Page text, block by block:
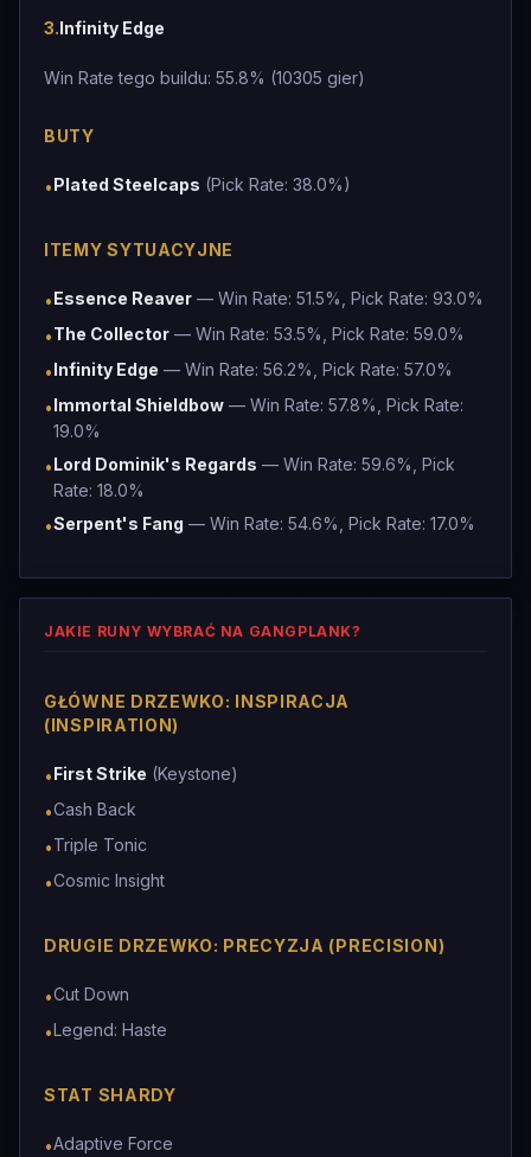
3.Infinity Edge
Win Rate tego buildu: 55.8% (10305 gier)
BUTY
•Plated Steelcaps (Pick Rate: 38.0%)
ITEMY SYTUACYJNE
•Essence Reaver — Win Rate: 51.5%, Pick Rate: 93.0%
•The Collector — Win Rate: 53.5%, Pick Rate: 59.0%
•Infinity Edge — Win Rate: 56.2%, Pick Rate: 57.0%
•Immortal Shieldbow — Win Rate: 57.8%, Pick Rate:
19.0%
•Lord Dominik's Regards — Win Rate: 59.6%, Pick
Rate: 18.0%
•Serpent's Fang — Win Rate: 54.6%, Pick Rate: 17.0%
JAKIE RUNY WYBRAĆ NA GANGPLANK?
GŁÓWNE DRZEWKO: INSPIRACJA
(INSPIRATION)
•First Strike (Keystone)
•Cash Back
•Triple Tonic
•Cosmic Insight
DRUGIE DRZEWKO: PRECYZJA (PRECISION)
•Cut Down
•Legend: Haste
STAT SHARDY
•Adaptive Force